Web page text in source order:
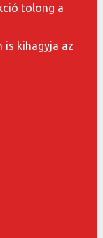
tolong a
is kihagyja az